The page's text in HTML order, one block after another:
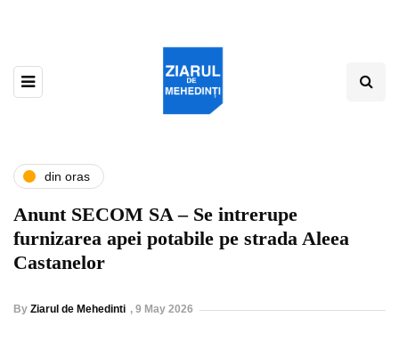
din oras
Anunt SECOM SA – Se intrerupe
furnizarea apei potabile pe strada Aleea
Castanelor
By Ziarul de Mehedinti , 9 May 2026